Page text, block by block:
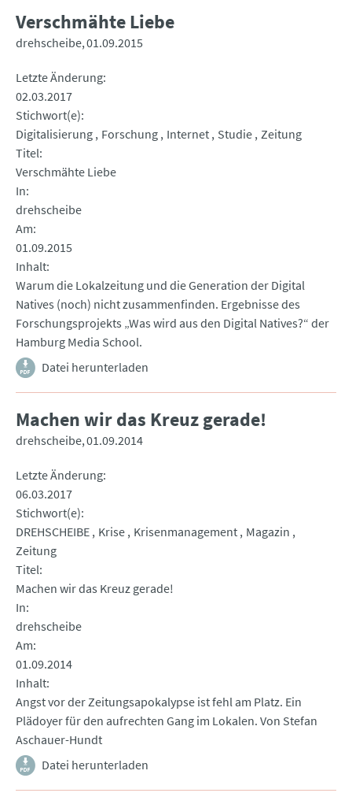
Verschmähte Liebe
drehscheibe 01.09.2015
Letzte Änderung
02.03.2017
Stichwort(e)
Digitalisierung Forschung Internet Studie Zeitung
Titel
Verschmähte Liebe
In
drehscheibe
Am
01.09.2015
Inhalt
Warum die Lokalzeitung und die Generation der Digital
Natives (noch) nicht zusammenfinden. Ergebnisse des
Forschungsprojekts „Was wird aus den Digital Natives?“ der
Hamburg Media School.
Datei herunterladen
Machen wir das Kreuz gerade!
drehscheibe 01.09.2014
Letzte Änderung
06.03.2017
Stichwort(e)
DREHSCHEIBE Krise Krisenmanagement Magazin
Zeitung
Titel
Machen wir das Kreuz gerade!
In
drehscheibe
Am
01.09.2014
Inhalt
Angst vor der Zeitungsapokalypse ist fehl am Platz. Ein
Plädoyer für den aufrechten Gang im Lokalen. Von Stefan
Aschauer-Hundt
Datei herunterladen